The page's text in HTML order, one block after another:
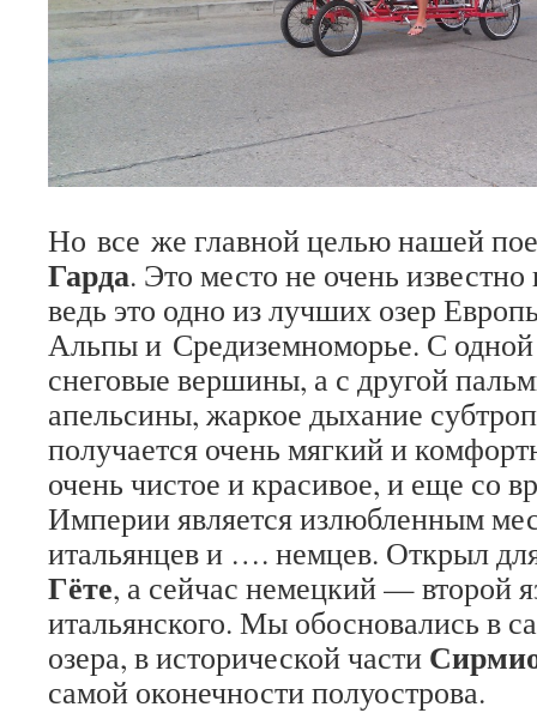
Но все же главной целью нашей
Гарда. Это место не очень
ведь это одно из лучших озер
Альпы и Средиземноморье. С
снеговые вершины, а с другой
апельсины, жаркое дыхание
получается очень мягкий и
очень чистое и красивое, и еще со
Империи является излюбленным
итальянцев и …. немцев. Открыл
Гёте, а сейчас немецкий — второй
итальянского. Мы обосновались в
озера, в исторической части
самой оконечности полуострова.